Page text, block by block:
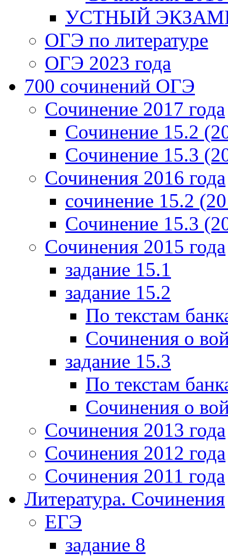
УСТНЫЙ
ОГЭ по литературе
ОГЭ 2023 года
700 cочинений ОГЭ
Сочинение 2017 года
Сочинение 15.2
Сочинение 15.3
Сочинения 2016 года
сочинение 15.2
Сочинение 15.3
Сочинения 2015 года
задание 15.1
задание 15.2
По текстам
Сочинения о
задание 15.3
По текстам
Сочинения о
Сочинения 2013 года
Сочинения 2012 года
Сочинения 2011 года
Литература. Сочинения
ЕГЭ
задание 8